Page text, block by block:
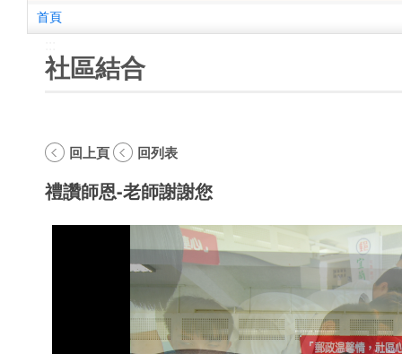
首頁
社區結合
回上頁 回列表
禮讚師恩-老師謝謝您